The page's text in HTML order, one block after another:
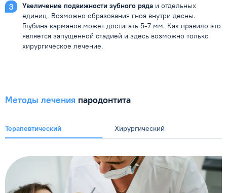
Увеличение подвижности зубного ряда и отдельных
единиц. Возможно образования гноя внутри десны.
Глубина карманов может достигать 5-7 мм. Как правило это
является запущенной стадией и здесь возможно только
хирургическое лечение.
Методы лечения пародонтита
Терапевтический Хирургический